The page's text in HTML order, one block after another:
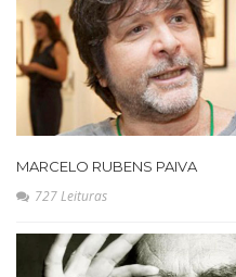
MARCELO RUBENS PAIVA
727 Leituras